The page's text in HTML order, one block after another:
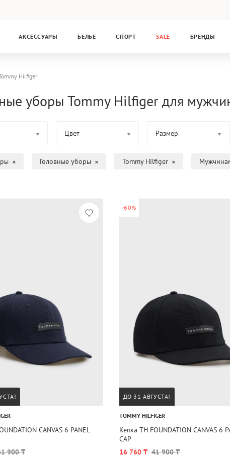
АКСЕССУАРЫ БЕЛЬЕ СПОРТ SALE БРЕНДЫ
Hilfiger
уборы Tommy Hilfiger для
Цвет Размер
Головные уборы Tommy Hilfiger
CANVAS 6 PANEL
900 ₸
-60%
ДО 31 АВГУСТА!
TOMMY HILFIGER
Кепка TH FOUNDATION CANVAS 6
CAP
16 760 ₸ 41 900 ₸